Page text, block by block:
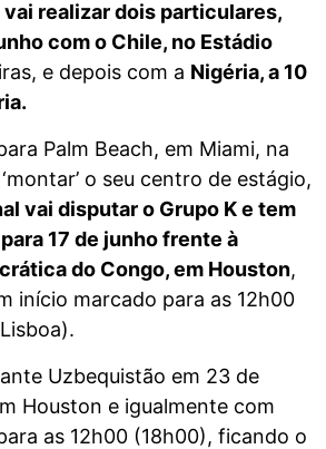
vai realizar dois particulares,
com o Chile, no Estádio
e depois com a Nigéria, a 10
Palm Beach, em Miami, na
o seu centro de estágio,
vai disputar o Grupo K e tem
17 de junho frente à
do Congo, em Houston,
início marcado para as 12h00
Uzbequistão em 23 de
Houston e igualmente com
as 12h00 (18h00), ficando o